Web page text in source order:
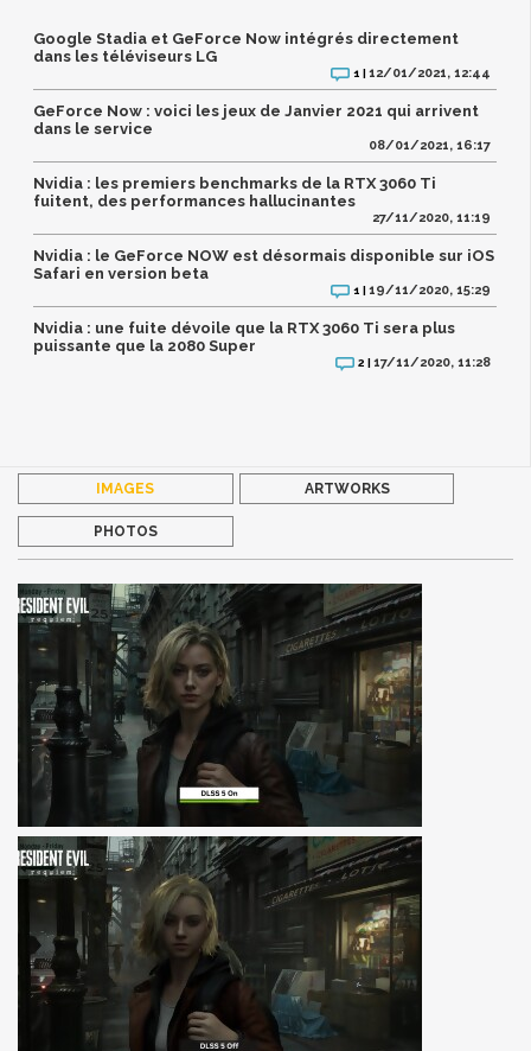
Google Stadia et GeForce Now intégrés directement
dans les téléviseurs LG
1 |12/01/2021, 12:44
GeForce Now : voici les jeux de Janvier 2021 qui arrivent
dans le service
08/01/2021, 16:17
Nvidia : les premiers benchmarks de la RTX 3060 Ti
fuitent, des performances hallucinantes
27/11/2020, 11:19
Nvidia : le GeForce NOW est désormais disponible sur iOS
Safari en version beta
1 |19/11/2020, 15:29
Nvidia : une fuite dévoile que la RTX 3060 Ti sera plus
puissante que la 2080 Super
2 |17/11/2020, 11:28
IMAGES ARTWORKS
PHOTOS